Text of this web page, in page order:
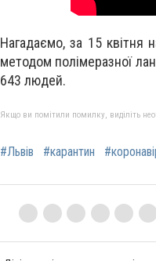
Нагадаємо, за 15 квітня
методом полімеразної
643 людей.
Якщо ви помітили помилку, виділіть
#Львів #карантин